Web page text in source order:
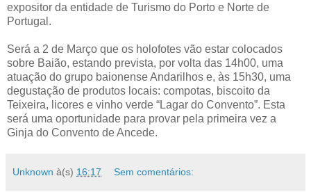
expositor da entidade de Turismo do Porto e Norte de
Portugal.
Será a 2 de Março que os holofotes vão estar colocados
sobre Baião, estando prevista, por volta das 14h00, uma
atuação do grupo baionense Andarilhos e, às 15h30, uma
degustação de produtos locais: compotas, biscoito da
Teixeira, licores e vinho verde “Lagar do Convento”. Esta
será uma oportunidade para provar pela primeira vez a
Ginja do Convento de Ancede.
Unknown à(s) 16:17 Sem comentários: